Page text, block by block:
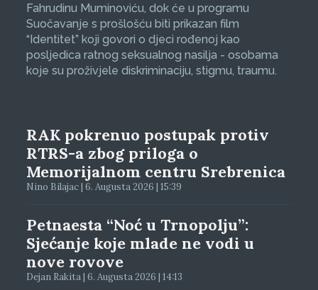
Fahrudinu Muminoviću, dok će u programu
Suočavanje s prošlošću biti prikazan film
“Identitet” koji govori o djeci rođenoj kao
posljedica ratnog seksualnog nasilja - osobama
koje su proživjele diskriminaciju, stigmu, traumu.
RAK pokrenuo postupak protiv
RTRS-a zbog priloga o
Memorijalnom centru Srebrenica
Nino Bilajac | 6. Augusta 2026 | 15:39
Petnaesta “Noć u Trnopolju”:
Sjećanje koje mlade ne vodi u
nove rovove
Dejan Rakita | 6. Augusta 2026 | 14:13